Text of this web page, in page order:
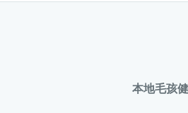
本地毛孩